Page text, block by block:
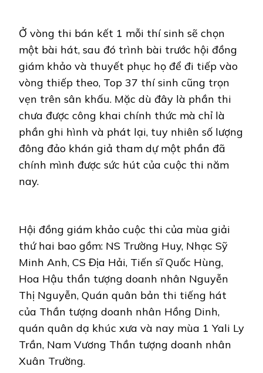
Ở vòng thi bán kết 1 mỗi thí sinh sẽ chọn
một bài hát, sau đó trình bài trước hội đồng
giám khảo và thuyết phục họ để đi tiếp vào
vòng thiếp theo, Top 37 thí sinh cũng trọn
vẹn trên sân khấu. Mặc dù đây là phần thi
chưa được công khai chính thức mà chỉ là
phần ghi hình và phát lại, tuy nhiên số lượng
đông đảo khán giả tham dự một phần đã
chính mình được sức hút của cuộc thi năm
nay.
Hội đồng giám khảo cuộc thi của mùa giải
thứ hai bao gồm: NS Trường Huy, Nhạc Sỹ
Minh Anh, CS Địa Hải, Tiến sĩ Quốc Hùng,
Hoa Hậu thần tượng doanh nhân Nguyễn
Thị Nguyễn, Quán quân bản thi tiếng hát
của Thần tượng doanh nhân Hồng Dinh,
quán quân dạ khúc xưa và nay mùa 1 Yali Ly
Trần, Nam Vương Thần tượng doanh nhân
Xuân Trường.